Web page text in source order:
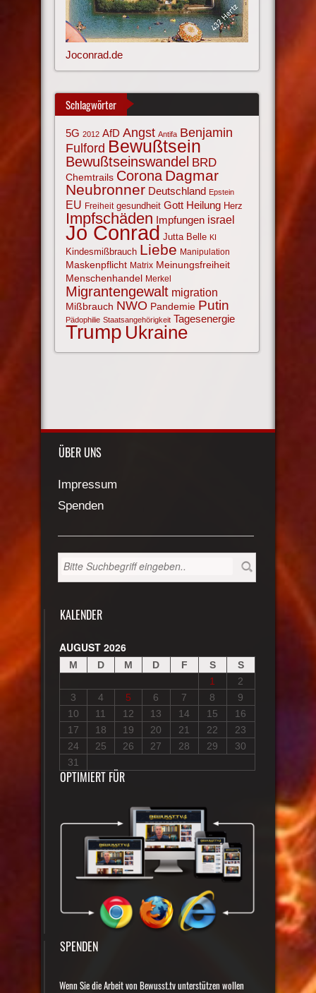
Joconrad.de
Schlagwörter
5G 2012 AfD Angst Antifa Benjamin
Fulford Bewußtsein
Bewußtseinswandel BRD
Chemtrails Corona Dagmar
Neubronner Deutschland Epstein
EU Freiheit gesundheit Gott Heilung Herz
Impfschäden Impfungen israel
Jo Conrad Jutta Belle KI
Kindesmißbrauch Liebe Manipulation
Maskenpflicht Matrix Meinungsfreiheit
Menschenhandel Merkel
Migrantengewalt migration
Mißbrauch NWO Pandemie Putin
Pädophilie Staatsangehörigkeit Tagesenergie
Trump Ukraine
ÜBER UNS
Impressum
Spenden
KALENDER
AUGUST 2026
M D M D F S
S
1
2
3
4 5 6 7 8
9
10
11 12 13 14 15
16
17
18 19 20 21 22
23
24
25 26 27 28 29
30
31
OPTIMIERT FÜR
SPENDEN
Wenn Sie die Arbeit von Bewusst.tv unterstützen wollen